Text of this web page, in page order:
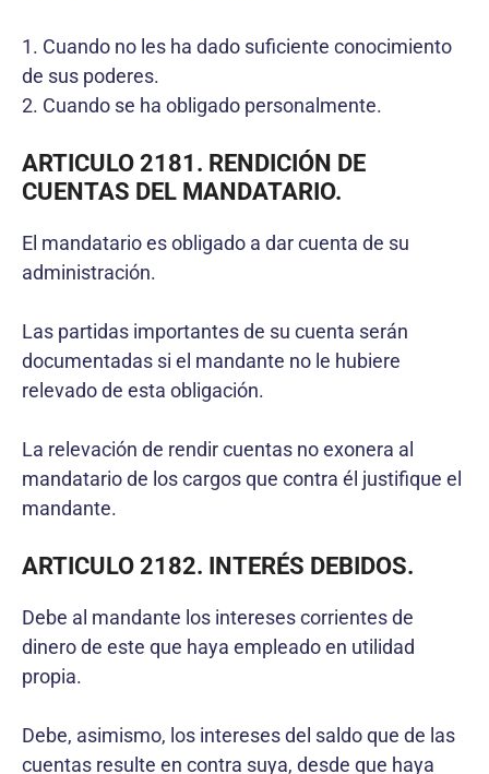
1. Cuando no les ha dado suficiente conocimiento
de sus poderes.
2. Cuando se ha obligado personalmente.
ARTICULO 2181. RENDICIÓN DE
CUENTAS DEL MANDATARIO.
El mandatario es obligado a dar cuenta de su
administración.
Las partidas importantes de su cuenta serán
documentadas si el mandante no le hubiere
relevado de esta obligación.
La relevación de rendir cuentas no exonera al
mandatario de los cargos que contra él justifique el
mandante.
ARTICULO 2182. INTERÉS DEBIDOS.
Debe al mandante los intereses corrientes de
dinero de este que haya empleado en utilidad
propia.
Debe, asimismo, los intereses del saldo que de las
cuentas resulte en contra suya, desde que haya